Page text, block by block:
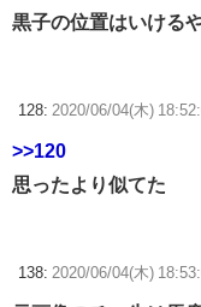
黒子の位置はいける
128: 2020/06/04(木)
>>120
思ったより似てた
138: 2020/06/04(木)